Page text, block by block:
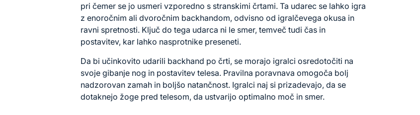
pri čemer se jo usmeri vzporedno s stranskimi črtami. Ta udarec se lahko igra
z enoročnim ali dvoročnim backhandom, odvisno od igralčevega okusa in
ravni spretnosti. Ključ do tega udarca ni le smer, temveč tudi čas in
postavitev, kar lahko nasprotnike preseneti.
Da bi učinkovito udarili backhand po črti, se morajo igralci osredotočiti na
svoje gibanje nog in postavitev telesa. Pravilna poravnava omogoča bolj
nadzorovan zamah in boljšo natančnost. Igralci naj si prizadevajo, da se
dotaknejo žoge pred telesom, da ustvarijo optimalno moč in smer.